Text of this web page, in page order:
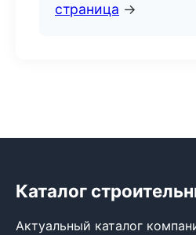
страница →
Каталог
Актуальный каталог